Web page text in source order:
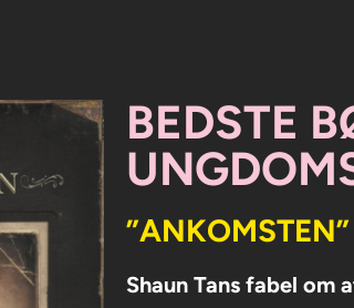
BEDSTE
Shaun Tans fabel